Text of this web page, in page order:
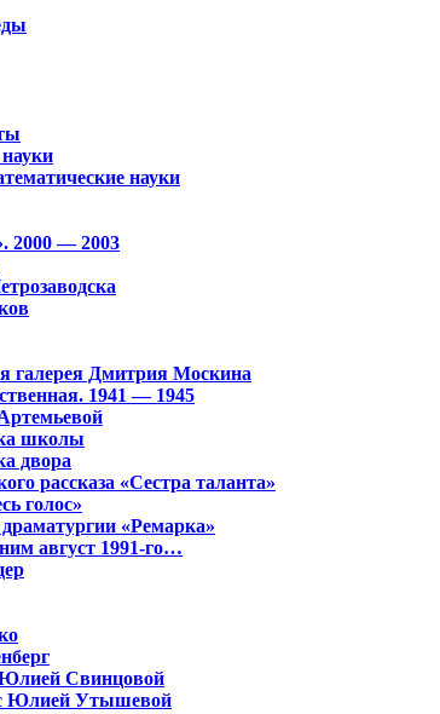
науки
2000 — 2003
галерея Дмитрия Москина
1941 — 1945
школы
двора
рассказа «Сестра таланта»
голос»
«Ремарка»
август 1991-го…
Юлией Свинцовой
Юлией Утышевой